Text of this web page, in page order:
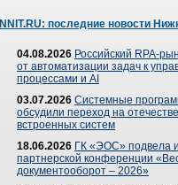
NNIT.RU: последние новости
04.08.2026 Российский RPA-
от автоматизации задач к
процессами и AI
03.07.2026 Системные
обсудили переход на
встроенных систем
18.06.2026 ГК «ЭОС» подвела
партнерской конференции
документооборот – 2026»